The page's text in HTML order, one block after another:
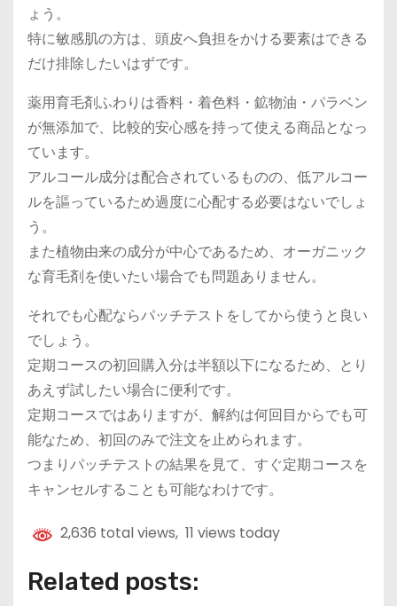
ょう。
特に敏感肌の方は、頭皮へ負担をかける要素はできる
だけ排除したいはずです。
薬用育毛剤ふわりは香料・着色料・鉱物油・パラベン
が無添加で、比較的安心感を持って使える商品となっ
ています。
アルコール成分は配合されているものの、低アルコー
ルを謳っているため過度に心配する必要はないでしょ
う。
また植物由来の成分が中心であるため、オーガニック
な育毛剤を使いたい場合でも問題ありません。
それでも心配ならパッチテストをしてから使うと良い
でしょう。
定期コースの初回購入分は半額以下になるため、とり
あえず試したい場合に便利です。
定期コースではありますが、解約は何回目からでも可
能なため、初回のみで注文を止められます。
つまりパッチテストの結果を見て、すぐ定期コースを
キャンセルすることも可能なわけです。
2,636 total views, 11 views today
Related posts: